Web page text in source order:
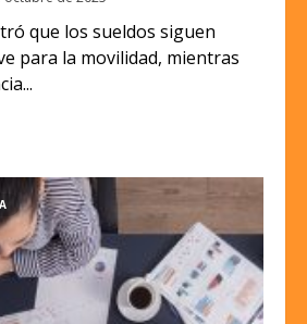
que los sueldos siguen
para la movilidad, mientras